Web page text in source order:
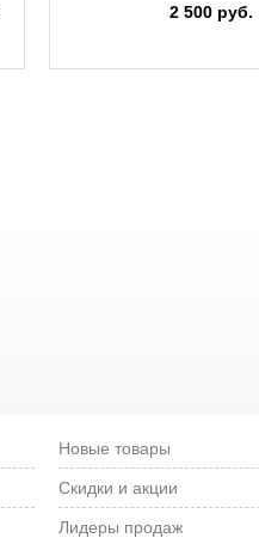
2 500 руб.
Новые товары
Скидки и акции
Лидеры продаж